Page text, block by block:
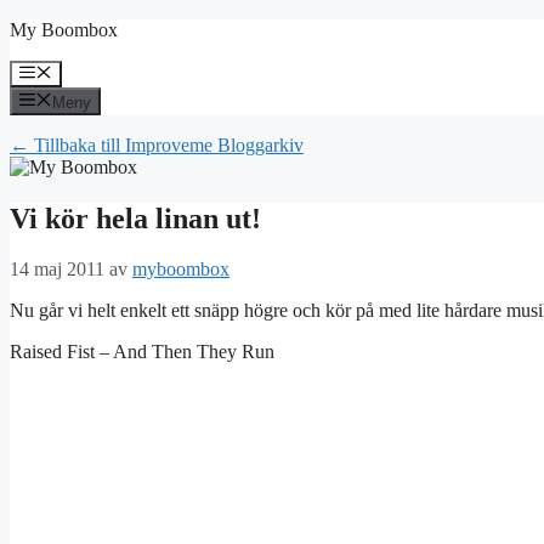
Hoppa
innehåll
My Boombox
Meny
Meny
← Tillbaka till Improveme Bloggarkiv
Vi kör hela linan ut!
14 maj 2011 av myboombox
Nu går vi helt enkelt ett snäpp högre och kör på med lite hårdare
Raised Fist – And Then They Run